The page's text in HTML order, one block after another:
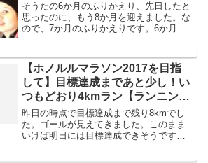
そうたの6か月のふりかえり、先日したと
思ったのに、もう8か月を迎えました。な
ので、7か月のふりかえりです。6か月の
ておりました。（これ、月齢が上がる度
に疲れ果てる事に...
【ホノルルマラソン2017を目指
して】目標達成まであと少し！い
つもどおり4kmラン【ランニング
ノート 2017.2.22】
昨日の時点で目標達成まで残り8kmでし
た。ゴールが見えてきました。このまま
いけば明日には目標達成できそうです。